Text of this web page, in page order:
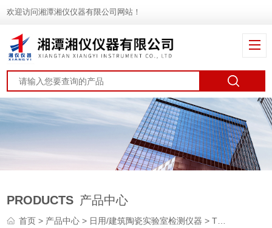
欢迎访问湘潭湘仪仪器有限公司网站！
PRODUCTS 产品中心
首页> 产品中心 > 日用/建筑陶瓷实验室检测仪器 > TZY陶瓷平整度、直角度、边直度综合测定仪